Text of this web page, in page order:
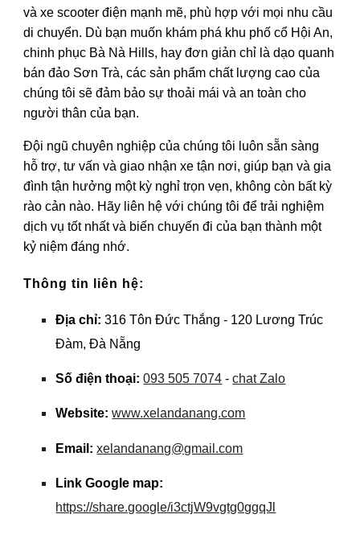
và xe scooter điện mạnh mẽ, phù hợp với mọi nhu cầu
di chuyển. Dù bạn muốn khám phá khu phố cổ Hội An,
chinh phục Bà Nà Hills, hay đơn giản chỉ là dạo quanh
bán đảo Sơn Trà, các sản phẩm chất lượng cao của
chúng tôi sẽ đảm bảo sự thoải mái và an toàn cho
người thân của bạn.
Đội ngũ chuyên nghiệp của chúng tôi luôn sẵn sàng
hỗ trợ, tư vấn và giao nhận xe tận nơi, giúp bạn và gia
đình tận hưởng một kỳ nghỉ trọn vẹn, không còn bất kỳ
rào cản nào. Hãy liên hệ với chúng tôi để trải nghiệm
dịch vụ tốt nhất và biến chuyến đi của bạn thành một
kỷ niệm đáng nhớ.
Thông tin liên hệ:
Địa chỉ: 316 Tôn Đức Thắng - 120 Lương Trúc
Đàm, Đà Nẵng
Số điện thoại: 093 505 7074 -chat Zalo
Website: www.xelandanang.com
Email: xelandanang@gmail.com
Link Google map:
https://share.google/i3ctjW9vgtg0ggqJl